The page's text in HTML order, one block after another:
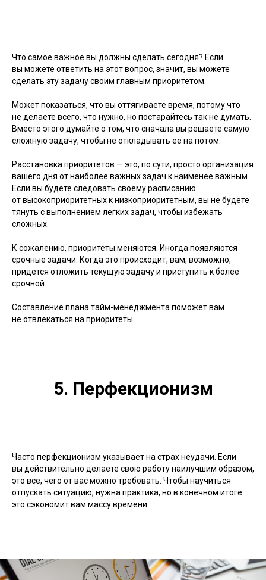
Что самое важное вы должны сделать сегодня? Если
вы можете ответить на этот вопрос, значит, вы можете
сделать эту задачу своим главным приоритетом.
Может показаться, что вы оттягиваете время, потому что
не делаете всего, что нужно, но постарайтесь так не думать.
Вместо этого думайте о том, что сначала вы решаете самую
сложную задачу, чтобы не откладывать ее на потом.
Расстановка приоритетов — это, по сути, просто организация
вашего дня от наиболее важных задач к наименее важным.
Если вы будете следовать своему расписанию
от высокоприоритетных к низкоприоритетным, вы не будете
тянуть с выполнением легких задач, чтобы избежать
сложных.
К сожалению, приоритеты меняются. Иногда появляются
срочные задачи. Когда это происходит, вам, возможно,
придется отложить текущую задачу и приступить к более
срочной.
Составление плана тайм-менеджмента поможет вам
не отвлекаться на приоритеты.
5. Перфекционизм
Часто перфекционизм указывает на страх неудачи. Если
вы действительно делаете свою работу наилучшим образом,
это все, чего от вас можно требовать. Чтобы научиться
отпускать ситуацию, нужна практика, но в конечном итоге
это сэкономит вам массу времени.